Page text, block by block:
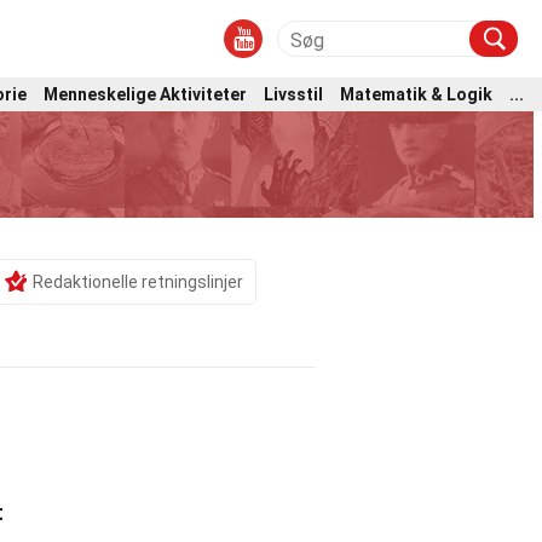
Menneskelige Aktiviteter Livsstil Matematik & Logik ...
Redaktionelle retningslinjer